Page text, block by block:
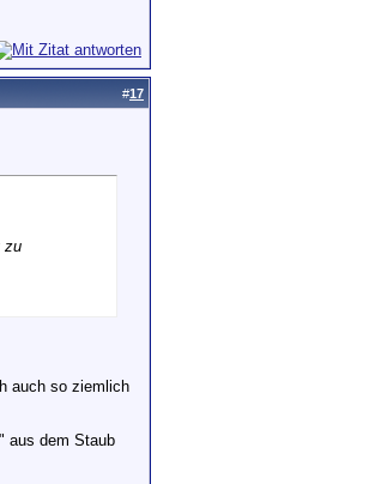
#17
zu
auch so ziemlich
aus dem Staub